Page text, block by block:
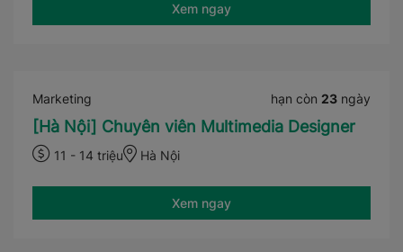
Xem ngay
Marketing hạn còn 23 ngày
[Hà Nội] Chuyên viên Multimedia Designer
11 - 14 triệu Hà Nội
Xem ngay